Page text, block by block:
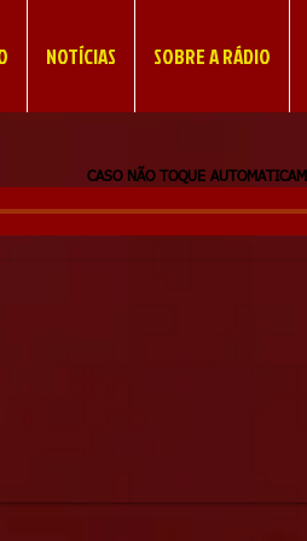
NOTÍCIAS SOBRE A RÁDIO
CASO NÃO TOQUE